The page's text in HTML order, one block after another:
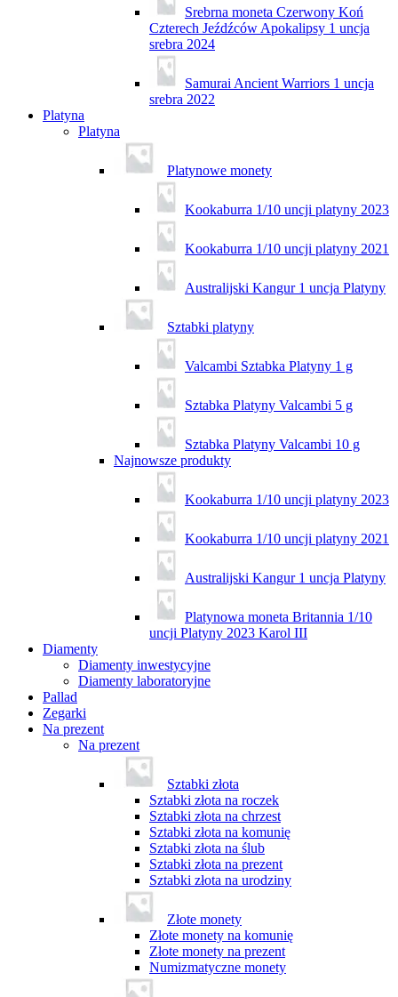
Srebrna moneta Czerwony Koń
Czterech Jeźdźców Apokalipsy 1 uncja
srebra 2024
Samurai Ancient Warriors 1 uncja
srebra 2022
Platyna
Platyna
Platynowe monety
Kookaburra 1/10 uncji platyny 2023
Kookaburra 1/10 uncji platyny 2021
Australijski Kangur 1 uncja Platyny
Sztabki platyny
Valcambi Sztabka Platyny 1 g
Sztabka Platyny Valcambi 5 g
Sztabka Platyny Valcambi 10 g
Najnowsze produkty
Kookaburra 1/10 uncji platyny 2023
Kookaburra 1/10 uncji platyny 2021
Australijski Kangur 1 uncja Platyny
Platynowa moneta Britannia 1/10
uncji Platyny 2023 Karol III
Diamenty
Diamenty inwestycyjne
Diamenty laboratoryjne
Pallad
Zegarki
Na prezent
Na prezent
Sztabki złota
Sztabki złota na roczek
Sztabki złota na chrzest
Sztabki złota na komunię
Sztabki złota na ślub
Sztabki złota na prezent
Sztabki złota na urodziny
Złote monety
Złote monety na komunię
Złote monety na prezent
Numizmatyczne monety